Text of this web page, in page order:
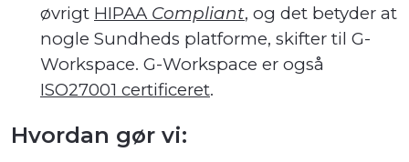
øvrigt HIPAA Compliant, og det betyder at
nogle Sundheds platforme, skifter til G-
Workspace. G-Workspace er også
ISO27001 certificeret.
Hvordan gør vi: